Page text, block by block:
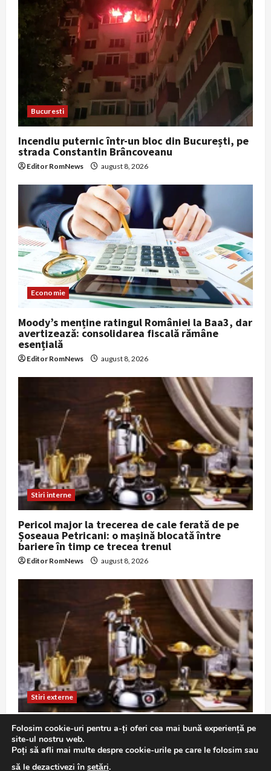
Bucuresti
Incendiu puternic într-un bloc din București, pe
strada Constantin Brâncoveanu
Editor RomNews august 8, 2026
Economie
Moody’s menține ratingul României la Baa3, dar
avertizează: consolidarea fiscală rămâne
esențială
Editor RomNews august 8, 2026
Stiri interne
Pericol major la trecerea de cale ferată de pe
Șoseaua Petricani: o mașină blocată între
bariere în timp ce trecea trenul
Editor RomNews august 8, 2026
Stiri externe
Zelenski: SUA nu au emis licențe pentru
producția Patriot; Ucraina ar fi putut fabrica
sisteme în urmă cu 3-4 ani
Editor RomNews august 8, 2026
Folosim cookie-uri pentru a-ți oferi cea mai bună experiență pe
site-ul nostru web.
Poți să afli mai multe despre cookie-urile pe care le folosim sau
să le dezactivezi în setări.